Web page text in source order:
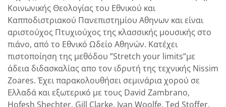
Κοινωνικής Θεολογίας του Εθνικού και
Καπποδιστριακού Πανεπιστημίου Αθηνων και είναι
αριστούχος Πτυχιούχος της κλασσικής μουσικής στο
πιάνο, από το Εθνικό Ωδείο Αθηνών. Κατέχει
πιστοποίηση της μεθόδου ”Stretch your limits”με
άδεια διδασκαλίας απο τον ιδρυτή της τεχνικής Νissim
Zoares. Έχει παρακολουθήσει σεμινάρια χορού σε
Eλλαδά και εξωτερικό με τους David Zambrano,
Hofesh Shechter, Gill Clarke, Ivan Woolfe, Ted Stoffer,